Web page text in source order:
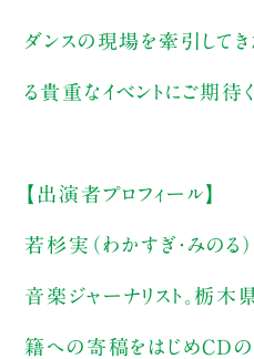
ダンスの現場を牽引して
る貴重なイベントにご期待く
【出演者プロフィール】
若杉実（わかすぎ・みのる）
音楽ジャーナリスト。栃
籍への寄稿をはじめCDの